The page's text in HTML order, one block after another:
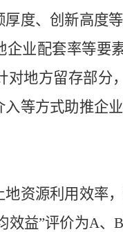
度、创新高度
业配套率等要
地方留存部分，
等方式助推企
资源利用效率
效益”评价为A、B